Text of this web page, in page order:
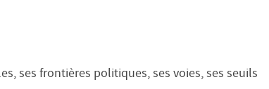
ses frontières politiques, ses voies, ses seuils